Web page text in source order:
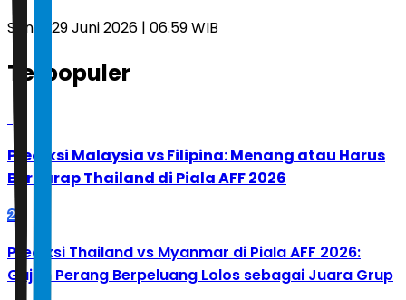
Senin, 29 Juni 2026 | 06.59 WIB
Terpopuler
Prediksi Malaysia vs Filipina: Menang atau Harus
Berharap Thailand di Piala AFF 2026
2
Prediksi Thailand vs Myanmar di Piala AFF 2026:
Gajah Perang Berpeluang Lolos sebagai Juara Grup